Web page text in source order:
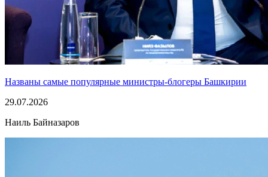
Названы самые популярные министры-блогеры Башкирии
29.07.2026
Наиль Байназаров